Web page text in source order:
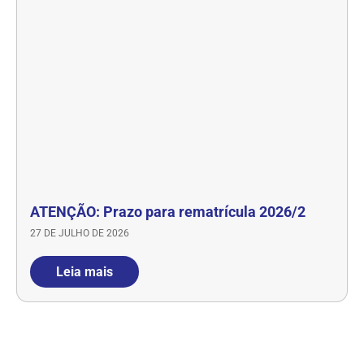
ATENÇÃO: Prazo para rematrícula 2026/2
27 DE JULHO DE 2026
Leia mais